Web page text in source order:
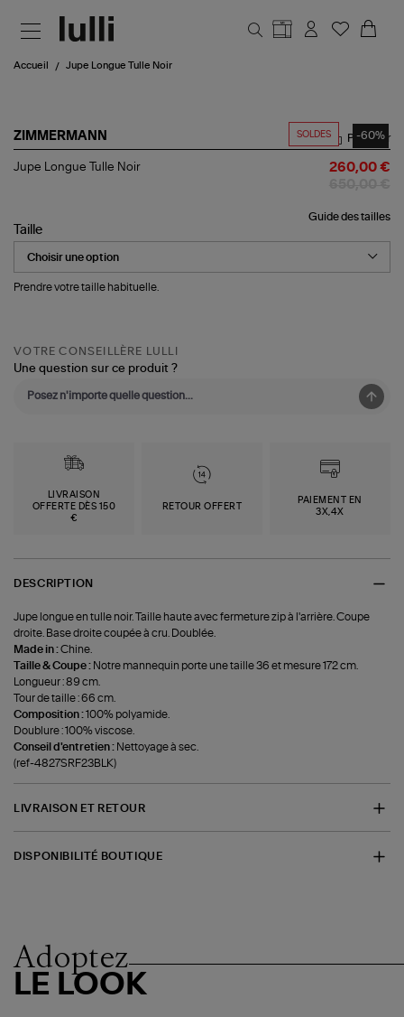
Accueil Jupe Longue Tulle Noir
SOLDES -60%
ZIMMERMANN
Jupe
Partager
Jupe Longue Tulle Noir 260,00 €
Guide des tailles
Taille
Prendre votre taille habituelle.
VOTRE CONSEILLÈRE LULLI
Une question sur ce produit ?
LIVRAISON
OFFERTE DÈS 150
€
RETOUR OFFERT
PAIEMENT EN
3X,4X
DESCRIPTION
Jupe longue en tulle noir. Taille haute avec fermeture zip à l'arrière. Coupe
droite. Base droite coupée à cru. Doublée.
Made in :Chine.
Taille & Coupe : Notre mannequin porte une taille 36 et mesure 172 cm.
Longueur : 89 cm.
Tour de taille : 66 cm.
Composition :100% polyamide.
Doublure : 100% viscose.
Conseil d'entretien : Nettoyage à sec.
(ref-4827SRF23BLK)
LIVRAISON ET RETOUR
DISPONIBILITÉ BOUTIQUE
Adoptez
LE LOOK